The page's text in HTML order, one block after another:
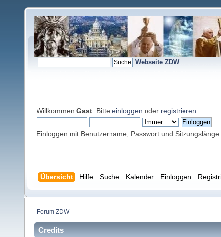
Webseite ZDW
Willkommen Gast . Bitte einloggen oder registrieren
Einloggen mit Benutzername, Passwort und Sitzungslänge
Übersicht Hilfe Suche Kalender Einloggen
Forum ZDW
Credits